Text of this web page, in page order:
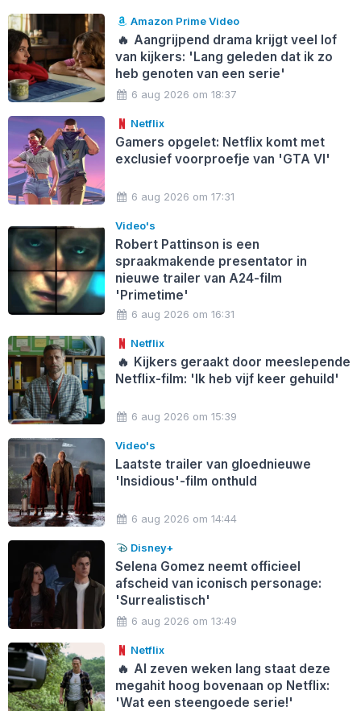
Amazon Prime Video
🔥 Aangrijpend drama krijgt veel lof
van kijkers: 'Lang geleden dat ik zo
heb genoten van een serie'
6 aug 2026 om 18:37
Netflix
Gamers opgelet: Netflix komt met
exclusief voorproefje van 'GTA VI'
6 aug 2026 om 17:31
Video's
Robert Pattinson is een
spraakmakende presentator in
nieuwe trailer van A24-film
'Primetime'
6 aug 2026 om 16:31
Netflix
🔥 Kijkers geraakt door meeslepende
Netflix-film: 'Ik heb vijf keer gehuild'
6 aug 2026 om 15:39
Video's
Laatste trailer van gloednieuwe
'Insidious'-film onthuld
6 aug 2026 om 14:44
Disney+
Selena Gomez neemt officieel
afscheid van iconisch personage:
'Surrealistisch'
6 aug 2026 om 13:49
Netflix
🔥 Al zeven weken lang staat deze
megahit hoog bovenaan op Netflix:
'Wat een steengoede serie!'